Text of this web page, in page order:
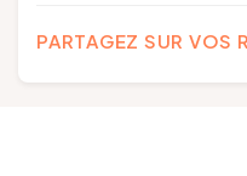
PARTAGEZ SUR VOS